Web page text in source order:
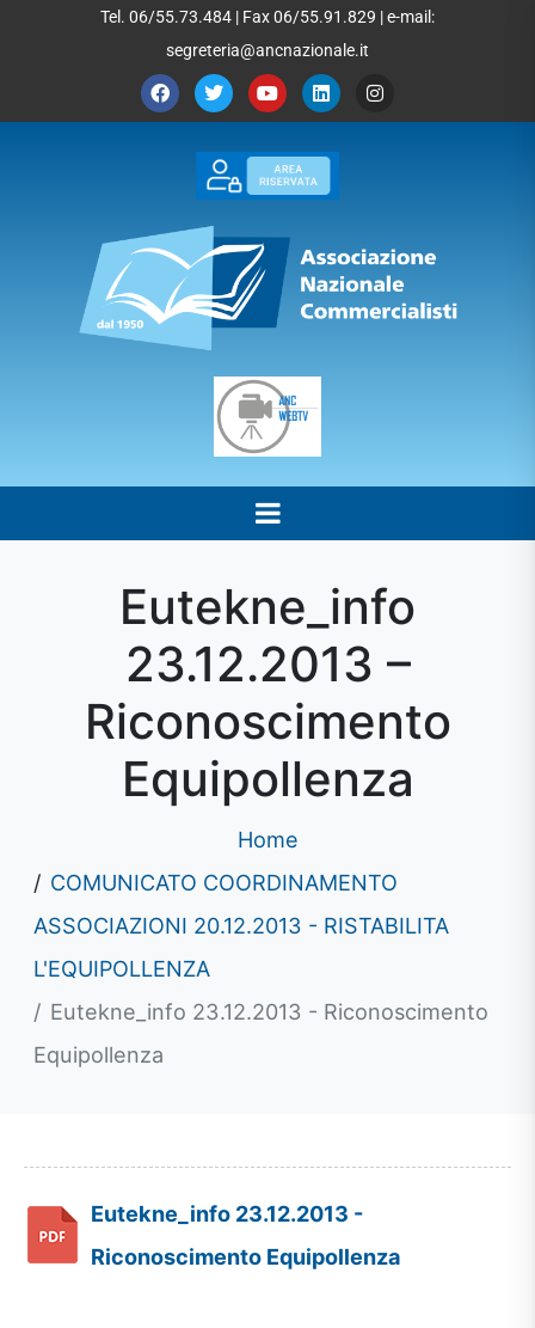
Tel. 06/55.73.484 | Fax 06/55.91.829 | e-mail:
segreteria@ancnazionale.it
Eutekne_info
23.12.2013 –
Riconoscimento
Equipollenza
Home
COMUNICATO COORDINAMENTO
ASSOCIAZIONI 20.12.2013 - RISTABILITA
L'EQUIPOLLENZA
Eutekne_info 23.12.2013 - Riconoscimento
Equipollenza
Eutekne_info 23.12.2013 -
Riconoscimento Equipollenza